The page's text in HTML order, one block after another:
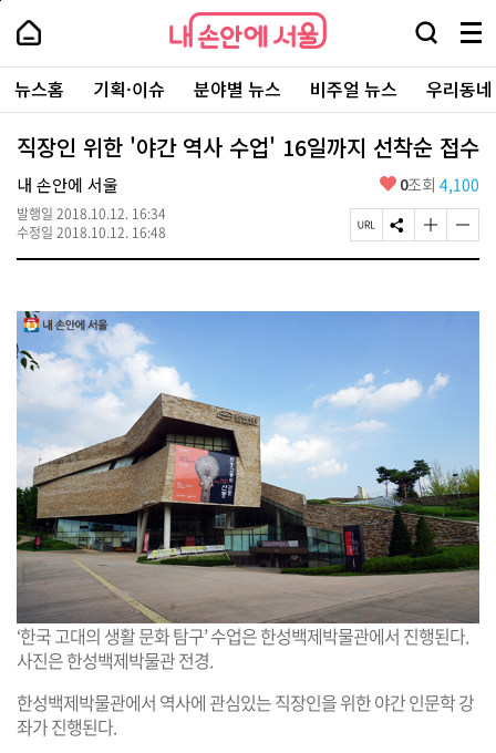
본
로
가
내
손
안
에
서
울
-
서
울
시
대
표
소
털
내
손
에
울
검
창
열
기
메
뉴
전
체
보
기
주
요
서
뉴스홈 기획·이슈 분야별 뉴스 비주얼 뉴스 우리동
직장인 위한 '야간 역사 수업' 16일까지 선착순 접수
내 손안에 서울
발행일 2018.10.12. 16:34
수정일 2018.10.12. 16:48
좋
요
0조회 4,100
페
이
R
S
N
유
글
자
크
하
기
글
자
작
‘한국 고대의 생활 문화 탐구’ 수업은 한성백제박물관에서 진행된다.
사진은 한성백제박물관 전경.
한성백제박물관에서 역사에 관심있는 직장인을 위한 야간 인문학 강
좌가 진행된다.
페
상
단
로